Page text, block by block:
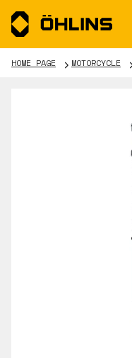
HOME PAGE MOTORCYCLE